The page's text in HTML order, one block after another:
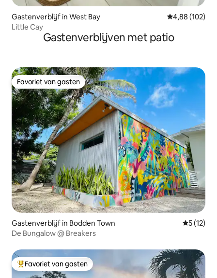
Gastenverblijf in West Bay Gemiddelde
4,88 (102)
Little Cay
Gastenverblijven met patio
Favoriet van gasten
Favoriet van gasten
Gastenverblijf in Bodden Town
5 (12)
De Bungalow @ Breakers
Topfavoriet van gasten
Favoriet van gasten